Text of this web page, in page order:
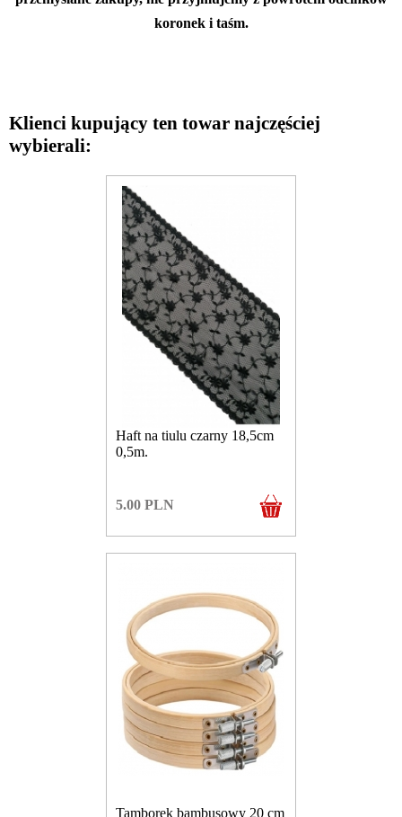
koronek i taśm.
Klienci kupujący ten towar najczęściej
wybierali:
Haft na tiulu czarny 18,5cm
0,5m.
5.00 PLN
Tamborek bambusowy 20 cm